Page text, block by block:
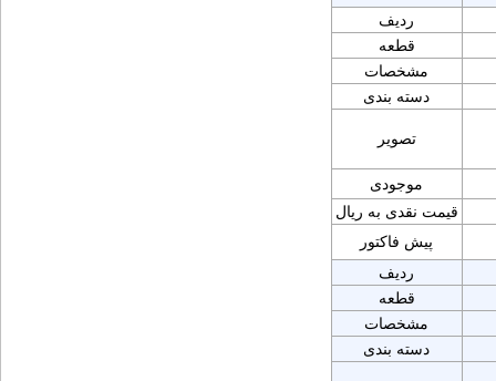
ردیف
قطعه
مشخصات
دسته بندی
تصویر
موجودی
قیمت نقدی به ریال
پیش فاکتور
ردیف
قطعه
مشخصات
دسته بندی